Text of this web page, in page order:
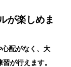
が楽しめま
配がなく、大
が行えます。